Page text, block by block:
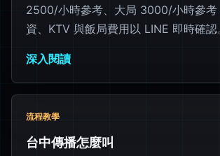
2500/小時參考、大局 3000/小時參考
資、KTV 與飯局費用以 LINE 即時確認
深入閱讀
流程教學
台中傳播怎麼叫